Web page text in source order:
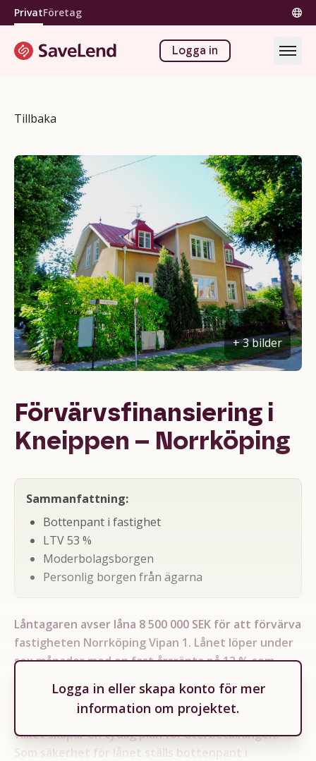
PrivatFöretag
Logga in
Tillbaka
Förvärvsfinansiering i
Kneippen – Norrköping
Sammanfattning:
Bottenpant i fastighet
LTV 53 %
Moderbolagsborgen
Personlig borgen från ägarna
Låntagaren avser låna 8 500 000 SEK för att förvärva
fastigheten Norrköping Vipan 1. Lånet löper under
sex månader med en fast årsränta på 12 % som
vid försäljning av fastigheten. En köpare är redan
identifierad och flera ytterligare intressenter finns,
vilket skapar en tydlig plan för återbetalningen.
Som säkerhet för lånet ställs bottenpant i
Logga in eller skapa konto för mer
information om projektet.